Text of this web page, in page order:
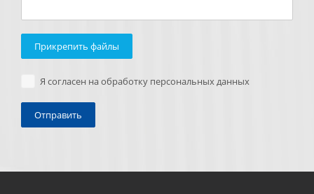
Прикрепить файлы
Я согласен на обработку персональных данных